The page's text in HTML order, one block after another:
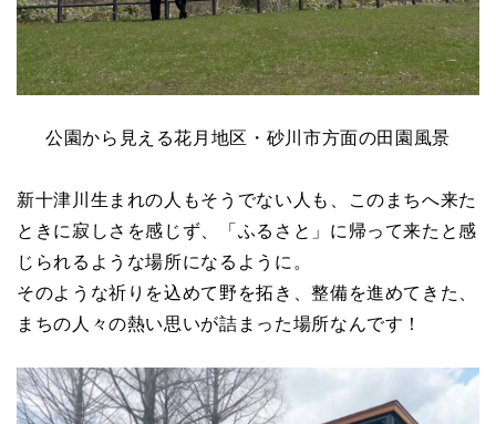
公園から見える花月地区・砂川市方面の田園風景
新十津川生まれの人もそうでない人も、このまちへ来た
ときに寂しさを感じず、「ふるさと」に帰って来たと感
じられるような場所になるように。
そのような祈りを込めて野を拓き、整備を進めてきた、
まちの人々の熱い思いが詰まった場所なんです！